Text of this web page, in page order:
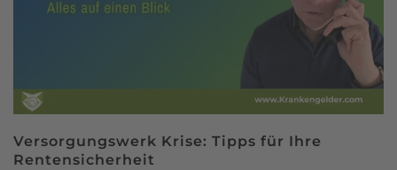
Versorgungswerk Krise: Tipps für Ihre
Rentensicherheit